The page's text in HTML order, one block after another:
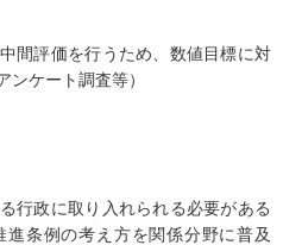
間評価を行うため、数値目標に対
ケート調査等）
行政に取り入れられる必要がある
条例の考え方を関係分野に普及